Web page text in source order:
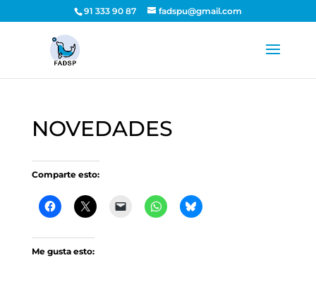
91 333 90 87 fadspu@gmail.com
NOVEDADES
Comparte esto:
Me gusta esto: